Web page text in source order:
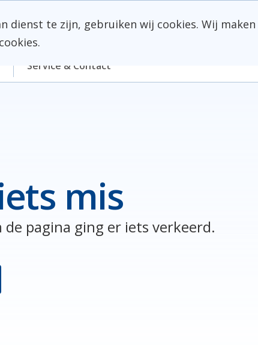
Service & Contact
mis
pagina ging er iets verkeerd.
dienst te zijn, gebruiken wij cookies. Wij